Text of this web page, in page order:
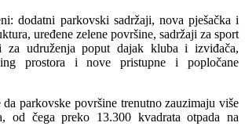
dodatni parkovski sadržaji, nova pješačka i
uređene zelene površine, sadržaji za sport
za udruženja poput dajak kluba i izviđača,
prostora i nove pristupne i popločane
parkovske površine trenutno zauzimaju više
od čega preko 13.300 kvadrata otpada na